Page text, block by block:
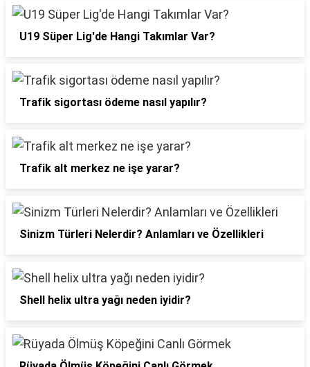
U19 Süper Lig'de Hangi Takımlar Var?
Trafik sigortası ödeme nasıl yapılır?
Trafik alt merkez ne işe yarar?
Sinizm Türleri Nelerdir? Anlamları ve Özellikleri
Shell helix ultra yağı neden iyidir?